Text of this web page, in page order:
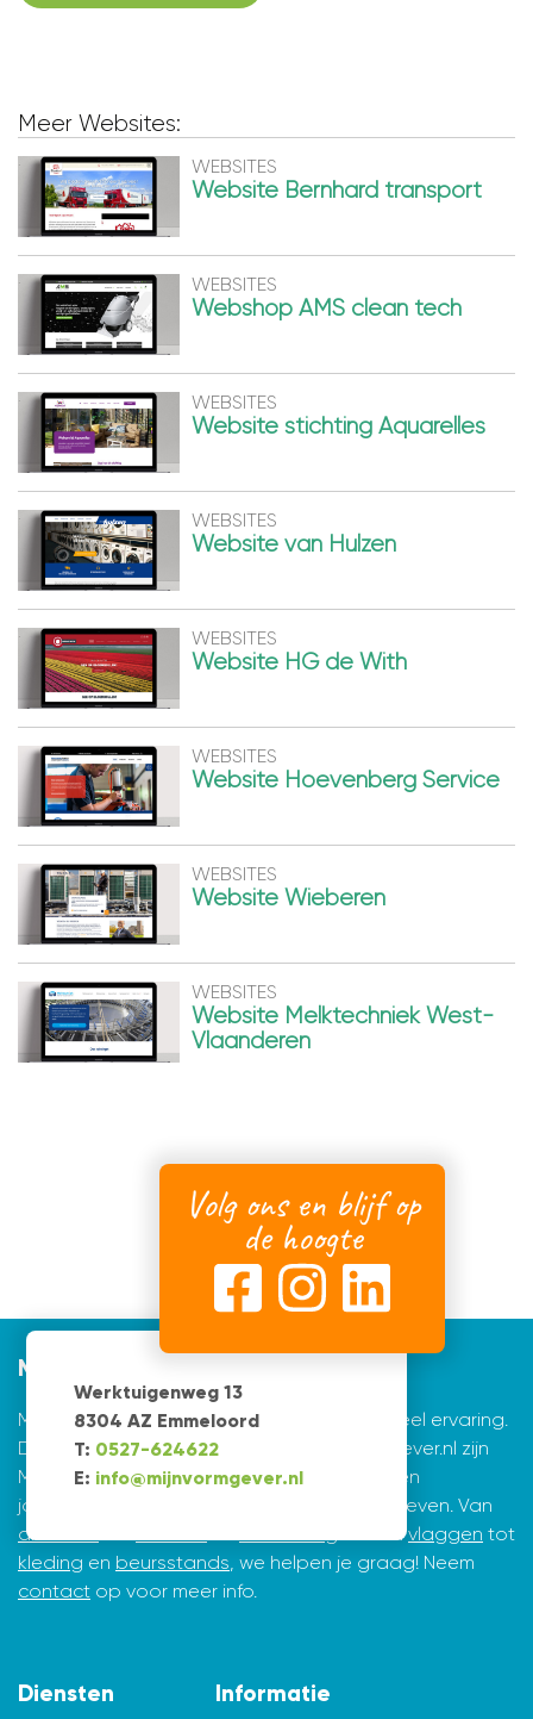
Meer Websites:
WEBSITES
Website Bernhard transport
WEBSITES
Webshop AMS clean tech
WEBSITES
Website stichting Aquarelles
WEBSITES
Website van Hulzen
WEBSITES
Website HG de With
WEBSITES
Website Hoevenberg Service
WEBSITES
Website Wieberen
WEBSITES
Website Melktechniek West-
Vlaanderen
Werktuigenweg 13
8304 AZ Emmeloord
T: 0527-624622
E: info@mijnvormgever.nl
Volg ons en blijf op
de hoogte
Mijnvormgever
Mijnvormgever.nl: een grafisch bedrijf met veel ervaring.
De creatieve ontwerpers achter Mijnvormgever.nl zijn
Marius de Vries en Erik Tijsma. Beiden hebben
jarenlange ervaring in ontwerpen en vormgeven. Van
drukwerk
en vanvlaggen tot
kleding en beursstands, we helpen je graag! Neem
contact op voor meer info.
Diensten Informatie